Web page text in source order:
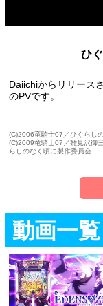
ひ
Daiichiからリリース
のPVです。
(C)2006竜騎士07／ひぐらし
(C)2009竜騎士07／雛見沢御
らしのなく頃に製作委員会
動画一覧